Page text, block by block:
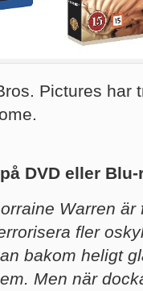
Pictures har
DVD eller Blu-
Warren
fler
bakom heligt
Men när